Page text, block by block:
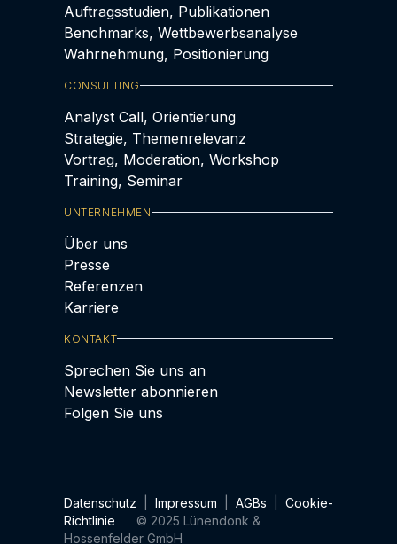
Auftragsstudien, Publikationen
Benchmarks, Wettbewerbsanalyse
Wahrnehmung, Positionierung
CONSULTING
Analyst Call, Orientierung
Strategie, Themenrelevanz
Vortrag, Moderation, Workshop
Training, Seminar
UNTERNEHMEN
Über uns
Presse
Referenzen
Karriere
KONTAKT
Sprechen Sie uns an
Newsletter abonnieren
Folgen Sie uns
Datenschutz Impressum AGBs
Cookie-
Richtlinie © 2025 Lünendonk &
Hossenfelder GmbH